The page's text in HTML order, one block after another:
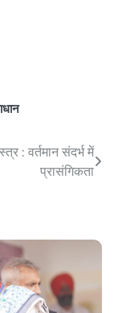
: वर्तमान संदर्भ में
प्रासंगिकता